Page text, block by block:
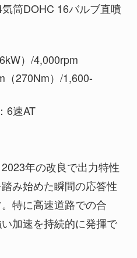
筒DOHC 16バルブ直噴
）/4,000rpm
（270Nm）/1,600-
6速AT
年の改良で出力特性
み始めた瞬間の応答性
特に高速道路での合
加速を持続的に発揮で